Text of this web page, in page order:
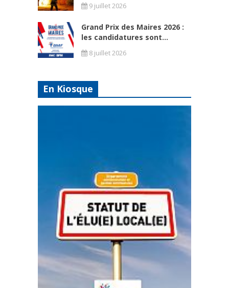
9 juillet 2026
Grand Prix des Maires 2026 :
les candidatures sont...
8 juillet 2026
En Kiosque